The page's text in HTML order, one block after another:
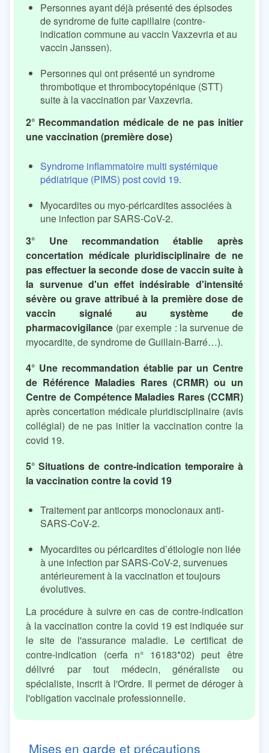
Personnes ayant déjà présenté des épisodes
de syndrome de fuite capillaire (contre-
indication commune au vaccin Vaxzevria et au
vaccin Janssen).
Personnes qui ont présenté un syndrome
thrombotique et thrombocytopénique (STT)
suite à la vaccination par Vaxzevria.
2° Recommandation médicale de ne pas initier
une vaccination (première dose)
Syndrome inflammatoire multi systémique
pédiatrique (PIMS) post covid 19.
Myocardites ou myo-péricardites associées à
une infection par SARS-CoV-2.
3° Une recommandation établie après
concertation médicale pluridisciplinaire de ne
pas effectuer la seconde dose de vaccin suite à
la survenue d'un effet indésirable d'intensité
sévère ou grave attribué à la première dose de
vaccin signalé au système de
pharmacovigilance (par exemple : la survenue de
myocardite, de syndrome de Guillain-Barré…).
4° Une recommandation établie par un Centre
de Référence Maladies Rares (CRMR) ou un
Centre de Compétence Maladies Rares (CCMR)
après concertation médicale pluridisciplinaire (avis
collégial) de ne pas initier la vaccination contre la
covid 19.
5° Situations de contre-indication temporaire à
la vaccination contre la covid 19
Traitement par anticorps monoclonaux anti-
SARS-CoV-2.
Myocardites ou péricardites d’étiologie non liée
à une infection par SARS-CoV-2, survenues
antérieurement à la vaccination et toujours
évolutives.
La procédure à suivre en cas de contre-indication
à la vaccination contre la covid 19 est indiquée sur
le site de l'assurance maladie. Le certificat de
contre-indication (cerfa n° 16183*02) peut être
délivré par tout médecin, généraliste ou
spécialiste, inscrit à l'Ordre. Il permet de déroger à
l'obligation vaccinale professionnelle.
Mises en garde et précautions